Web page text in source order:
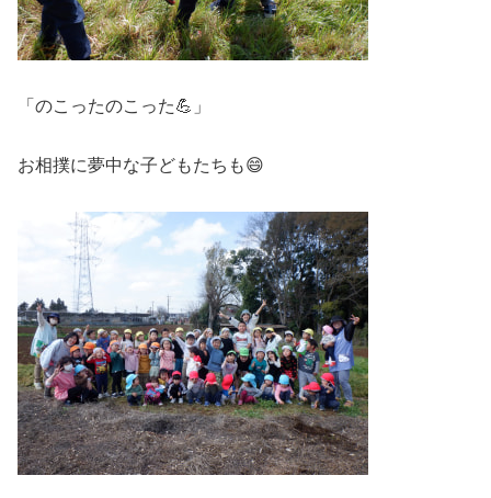
「のこったのこった💪」
お相撲に夢中な子どもたちも😄